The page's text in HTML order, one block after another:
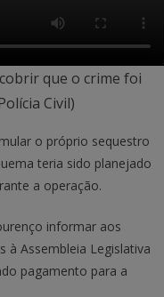
que o crime foi
Civil)
o próprio sequestro
teria sido planejado
a operação.
informar aos
à Assembleia Legislativa
pagamento para a